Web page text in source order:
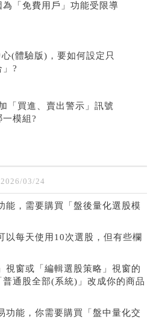
為「免費用戶」功能受限導
(體驗版)，要如何設定只
?
「買進、賣出警示」訊號
模組?
2026/03/24
能，需要購買「盤後量化選股模
以每天使用10次選股，但有些欄
視窗或「編輯選股策略」視窗的
普通股全部(系統)」改成你的商品
功能，你需要購買「盤中量化交